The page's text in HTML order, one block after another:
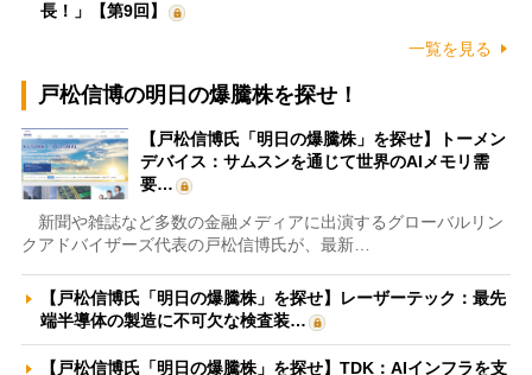
長！」【第9回】
一覧を見る
戸松信博の明日の爆騰株を探せ！
【戸松信博氏「明日の爆騰株」を探せ】トーメン
デバイス：サムスンを通じて世界のAIメモリ需
要…
新聞や雑誌など多数の金融メディアに出演するグローバルリン
クアドバイザーズ代表の戸松信博氏が、最新…
【戸松信博氏「明日の爆騰株」を探せ】レーザーテック：最先
端半導体の製造に不可欠な検査装…
【戸松信博氏「明日の爆騰株」を探せ】TDK：AIインフラを支